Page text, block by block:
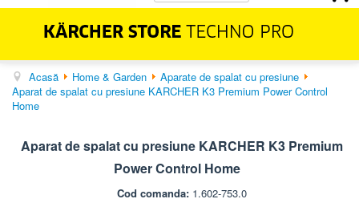
HOME & GARDEN
PROFESSIONAL
CATALOAGE
Acasă Home & Garden
Aparate de spalat cu presiune
Aparat de spalat cu presiune KARCHER K3 Premium Power Control
Home
Aparat de spalat cu presiune KARCHER K3 Premium
Power Control Home
Cod comanda: 1.602-753.0